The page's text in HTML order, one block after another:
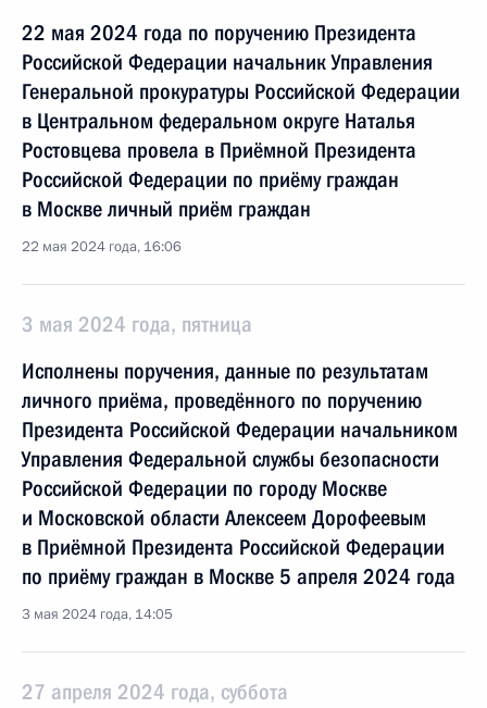
22 мая 2024 года по поручению Президента
Российской Федерации начальник Управления
Генеральной прокуратуры Российской Федерации
в Центральном федеральном округе Наталья
Ростовцева провела в Приёмной Президента
Российской Федерации по приёму граждан
в Москве личный приём граждан
22 мая 2024 года, 16:06
3 мая 2024 года, пятница
Исполнены поручения, данные по результатам
личного приёма, проведённого по поручению
Президента Российской Федерации начальником
Управления Федеральной службы безопасности
Российской Федерации по городу Москве
и Московской области Алексеем Дорофеевым
в Приёмной Президента Российской Федерации
по приёму граждан в Москве 5 апреля 2024 года
3 мая 2024 года, 14:05
27 апреля 2024 года, суббота